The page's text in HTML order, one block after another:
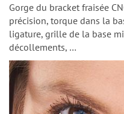
Gorge du bracket fraisée
précision, torque dans la
ligature, grille de la base
décollements, …